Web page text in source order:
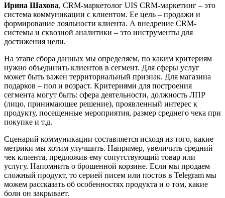
Ирина Шахова, CRM-маркетолог UIS CRM-маркетинг – это
система коммуникации с клиентом. Ее цель – продажи и
формирование лояльности клиента. А внедрение CRM-
системы и сквозной аналитики – это инструменты для
достижения цели.
На этапе сбора данных мы определяем, по каким критериям
нужно объединить клиентов в сегмент. Для сферы услуг
может быть важен территориальный признак. Для магазина
подарков – пол и возраст. Критериями для построения
сегмента могут быть: сфера деятельности, должность ЛПР
(лицо, принимающее решение), проявленный интерес к
продукту, посещенные мероприятия, размер среднего чека при
покупке и т.д.
Сценарий коммуникации составляется исходя из того, какие
метрики мы хотим улучшить. Например, увеличить средний
чек клиента, предложив ему сопутствующий товар или
услугу. Напомнить о брошенной корзине. Если мы продаем
сложный продукт, то серией писем или постов в Telegram мы
можем рассказать об особенностях продукта и о том, какие
боли он закрывает.